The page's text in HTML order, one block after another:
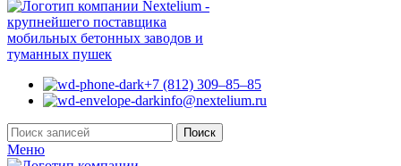
+7 (812) 309–85–85
info@nextelium.ru
Поиск
Меню